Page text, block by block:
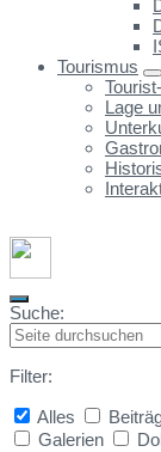
Tourismus
Lage
Suche:
Filter:
Alles
Galerien